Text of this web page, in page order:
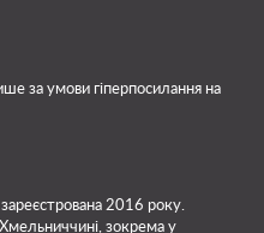
за умови гіперпосилання на
2016 року.
Хмельниччині, зокрема у